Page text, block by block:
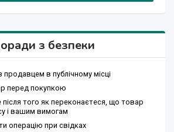
з безпеки
в публічному місці
перед покупкою
того як переконаєтеся, що товар
і вашим вимогам
операцію при свідках